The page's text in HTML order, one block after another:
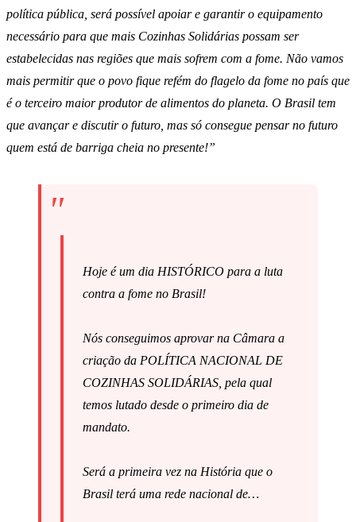
política pública, será possível apoiar e garantir o equipamento
necessário para que mais Cozinhas Solidárias possam ser
estabelecidas nas regiões que mais sofrem com a fome. Não vamos
mais permitir que o povo fique refém do flagelo da fome no país que
é o terceiro maior produtor de alimentos do planeta. O Brasil tem
que avançar e discutir o futuro, mas só consegue pensar no futuro
quem está de barriga cheia no presente!”
Hoje é um dia HISTÓRICO para a luta
contra a fome no Brasil!
Nós conseguimos aprovar na Câmara a
criação da POLÍTICA NACIONAL DE
COZINHAS SOLIDÁRIAS, pela qual
temos lutado desde o primeiro dia de
mandato.
Será a primeira vez na História que o
Brasil terá uma rede nacional de…